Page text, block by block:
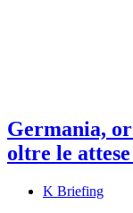
Germania,
oltre le
K Briefing